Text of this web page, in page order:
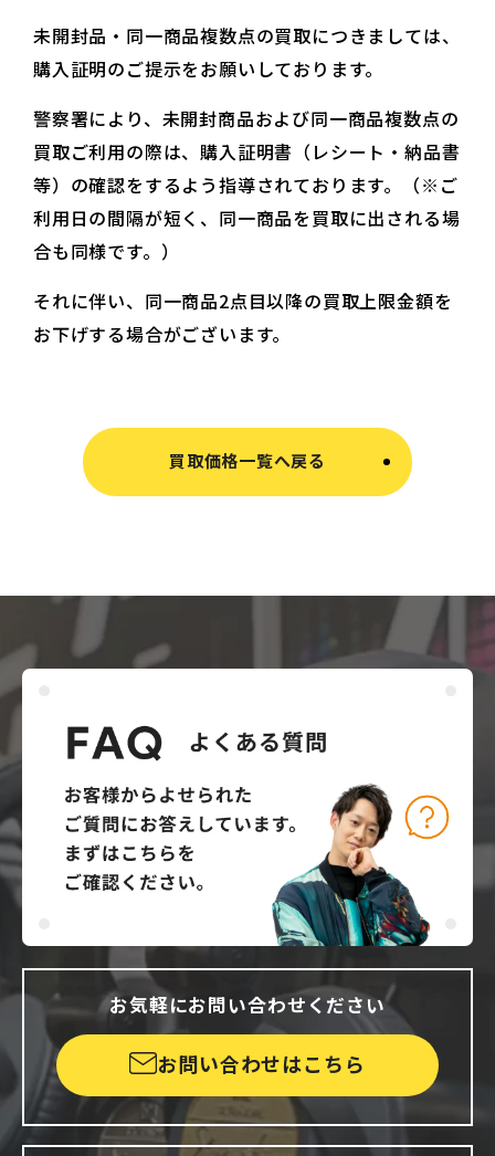
未開封品・同一商品複数点の買取につきましては、
購入証明のご提示をお願いしております。
警察署により、未開封商品および同一商品複数点の
買取ご利用の際は、購入証明書（レシート・納品書
等）の確認をするよう指導されております。（※ご
利用日の間隔が短く、同一商品を買取に出される場
合も同様です。）
それに伴い、同一商品2点目以降の買取上限金額を
お下げする場合がございます。
買取価格一覧へ戻る
お気軽にお問い合わせください
お問い合わせはこちら